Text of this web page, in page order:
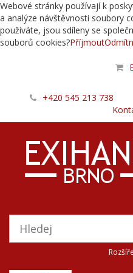
Webové stránky používají k
a analýze návštěvnosti soubory
používáte, jsou sdíleny se
souborů cookies?Příjmout
+420 545 213 738